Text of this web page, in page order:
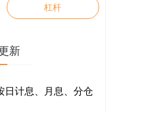
杠杆
新
日计息、月息、分仓